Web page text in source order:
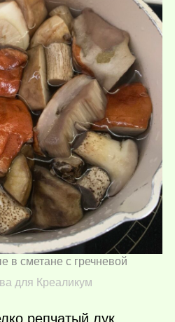
в сметане с гречневой
для Креаликум
репчатый лук.